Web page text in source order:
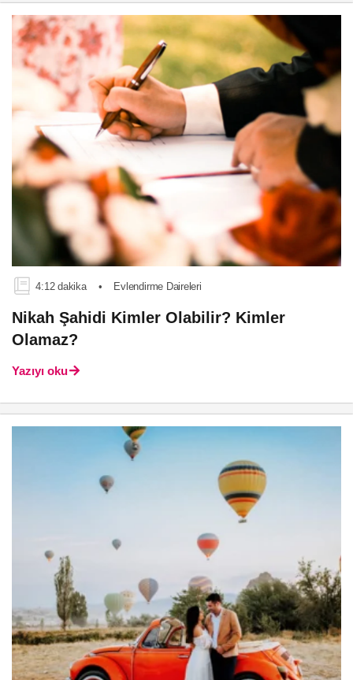
4:12 dakika • Evlendirme Daireleri
Nikah Şahidi Kimler Olabilir? Kimler
Olamaz?
Yazıyı oku